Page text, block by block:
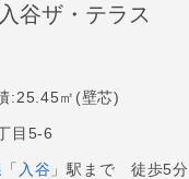
谷ザ・テラス
:25.45㎡(壁芯)
目5-6
「 入谷 」駅まで 徒歩5分